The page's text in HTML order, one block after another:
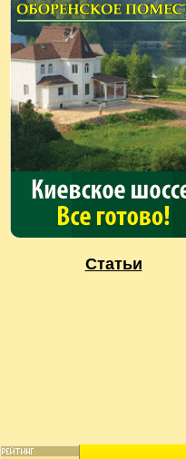
Статьи